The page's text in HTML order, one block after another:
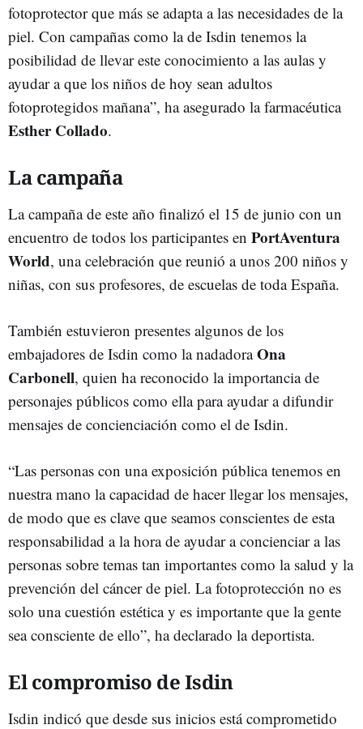
fotoprotector que más se adapta a las necesidades de la
piel. Con campañas como la de Isdin tenemos la
posibilidad de llevar este conocimiento a las aulas y
ayudar a que los niños de hoy sean adultos
fotoprotegidos mañana”, ha asegurado la farmacéutica
Esther Collado.
La campaña
La campaña de este año finalizó el 15 de junio con un
encuentro de todos los participantes en PortAventura
World, una celebración que reunió a unos 200 niños y
niñas, con sus profesores, de escuelas de toda España.
También estuvieron presentes algunos de los
embajadores de Isdin como la nadadoraOna
Carbonell, quien ha reconocido la importancia de
personajes públicos como ella para ayudar a difundir
mensajes de concienciación como el de Isdin.
“Las personas con una exposición pública tenemos en
nuestra mano la capacidad de hacer llegar los mensajes,
de modo que es clave que seamos conscientes de esta
responsabilidad a la hora de ayudar a concienciar a las
personas sobre temas tan importantes como la salud y la
prevención del cáncer de piel. La fotoprotección no es
solo una cuestión estética y es importante que la gente
sea consciente de ello”, ha declarado la deportista.
El compromiso de Isdin
Isdin indicó que desde sus inicios está comprometido